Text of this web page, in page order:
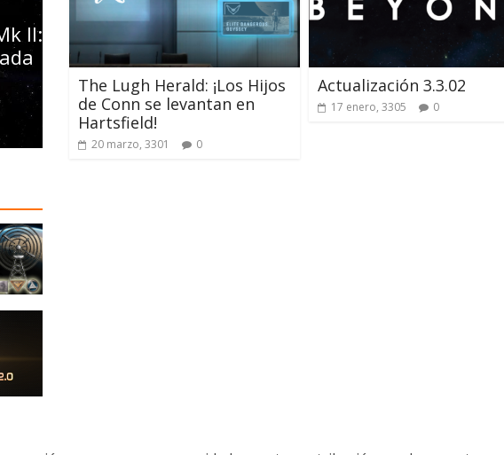
The Lugh Herald: ¡Los Hijos
de Conn se levantan en
Hartsfield!
20 marzo, 3301 0
Actualización 3.3.02
17 enero, 3305 0
II:
actualización 4.4.0: llegan
las Operations, el vehículo
Nomad y numerosas
mejoras
4 julio, 2026 Txus
Noticias
Diario de
Mayo de 2026